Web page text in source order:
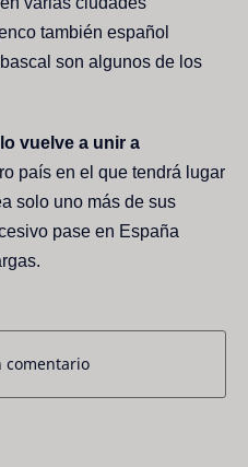
también español
son algunos de los
vuelve a unir a
país en el que tendrá lugar
solo uno más de sus
pase en España
comentario